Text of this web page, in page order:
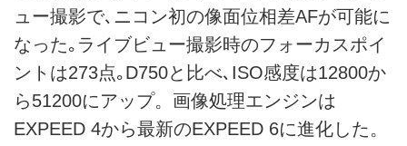
ュー撮影で､ニコン初の像面位相差AFが可能に
なった｡ライブビュー撮影時のフォーカスポイ
ントは273点｡D750と比べ､ISO感度は12800か
ら51200にアップ。画像処理エンジンは
EXPEED 4から最新のEXPEED 6に進化した。